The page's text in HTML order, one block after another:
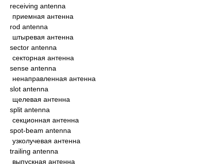
receiving antenna
приемная антенна
rod antenna
штыревая антенна
sector antenna
секторная антенна
sense antenna
ненаправленная антенна
slot antenna
щелевая антенна
split antenna
секционная антенна
spot-beam antenna
узколучевая антенна
trailing antenna
выпускная антенна